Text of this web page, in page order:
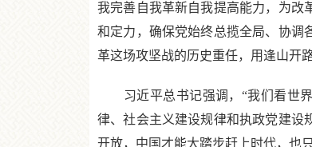
我完善自我革新自我提高能力，为改
和定力，确保党始终总揽全局、协调
革这场攻坚战的历史重任，用逢山开
习近平总书记强调，“我们看世界
律、社会主义建设规律和执政党建设
开放，中国才能大踏步赶上时代，也